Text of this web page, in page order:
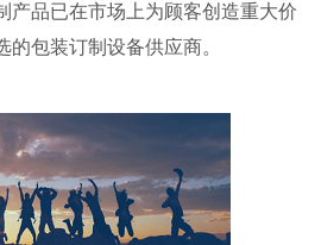
产品已在市场上为顾客创造重大价
的包装订制设备供应商。